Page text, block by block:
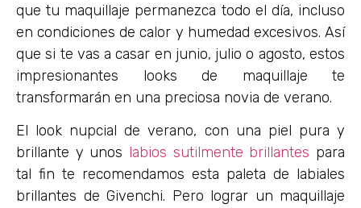
que tu maquillaje permanezca todo el día, incluso
en condiciones de calor y humedad excesivos. Así
que si te vas a casar en junio, julio o agosto, estos
impresionantes looks de maquillaje te
transformarán en una preciosa novia de verano.
El look nupcial de verano, con una piel pura y
brillante y unos labios sutilmente brillantes para
tal fin te recomendamos esta paleta de labiales
brillantes de Givenchi. Pero lograr un maquillaje